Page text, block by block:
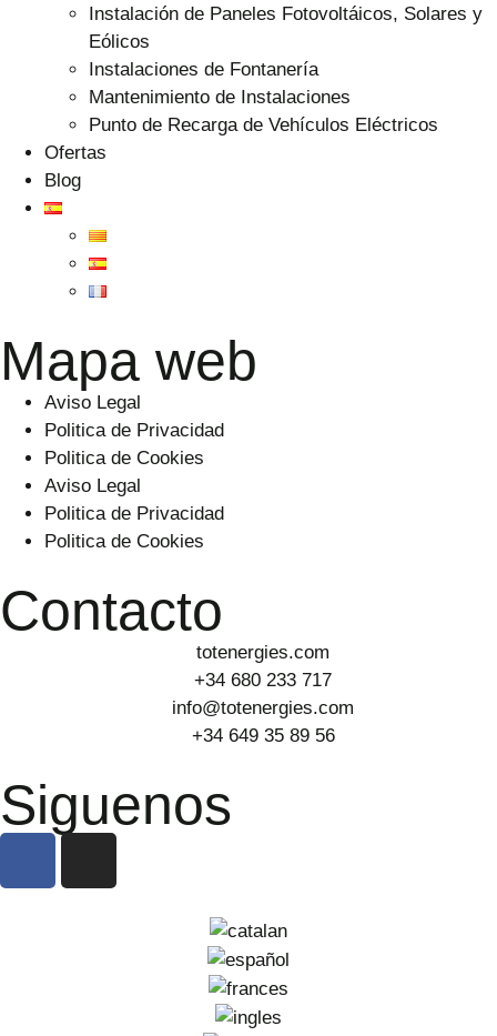
Instalación de Paneles Fotovoltáicos, Solares y
Eólicos
Instalaciones de Fontanería
Mantenimiento de Instalaciones
Punto de Recarga de Vehículos Eléctricos
Ofertas
Blog
Mapa web
Aviso Legal
Politica de Privacidad
Politica de Cookies
Aviso Legal
Politica de Privacidad
Politica de Cookies
Contacto
totenergies.com
+34 680 233 717
info@totenergies.com
+34 649 35 89 56
Siguenos